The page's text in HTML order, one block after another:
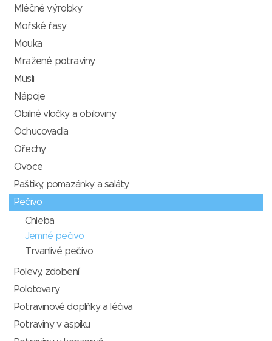
Mléčné výrobky
Mořské řasy
Mouka
Mražené potraviny
Müsli
Nápoje
Obilné vločky a obiloviny
Ochucovadla
Ořechy
Ovoce
Paštiky, pomazánky a saláty
Pečivo
Chleba
Jemné pečivo
Trvanlivé pečivo
Polevy, zdobení
Polotovary
Potravinové doplňky a léčiva
Potraviny v aspiku